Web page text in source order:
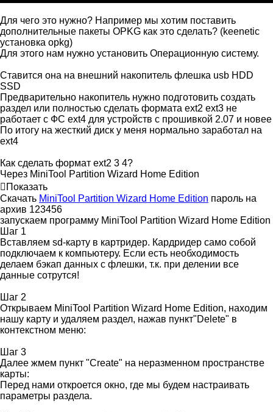
Для чего это нужно? Например мы хотим поставить
дополнительные пакеты OPKG как это сделать? (keenetic
установка opkg)
Для этого нам нужно установить Операционную систему.
Ставится она на внешний накопитель флешка usb HDD
SSD
Предварительно накопитель нужно подготовить создать
раздел или полностью сделать формата ext2 ext3 не
работает с ФС ext4 для устройств с прошивкой 2.07 и новее
По итогу на жесткий диск у меня нормально заработал на
ext4
Как сделать формат ext2 3 4?
Через MiniTool Partition Wizard Home Edition
Показать
Скачать MiniTool Partition Wizard Home Edition пароль на
архив 123456
запускаем программу MiniTool Partition Wizard Home Edition
Шаг 1
Вставляем sd-карту в картридер. Кардридер само собой
подключаем к компьютеру. Если есть необходимость
делаем бэкап данных с флешки, т.к. при делении все
данные сотрутся!
Шаг 2
Открываем MiniTool Partition Wizard Home Edition, находим
нашу карту и удаляем раздел, нажав пункт"Delete" в
контекстном меню:
Шаг 3
Далее жмем пункт "Create" на неразменном пространстве
карты:
Перед нами откроется окно, где мы будем настраивать
параметры раздела.